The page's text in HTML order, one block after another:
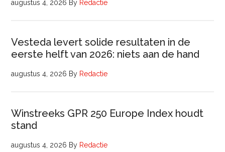
augustus 4, 2026 By Redactie
Vesteda levert solide resultaten in de
eerste helft van 2026: niets aan de hand
augustus 4, 2026 By Redactie
Winstreeks GPR 250 Europe Index houdt
stand
augustus 4, 2026 By Redactie